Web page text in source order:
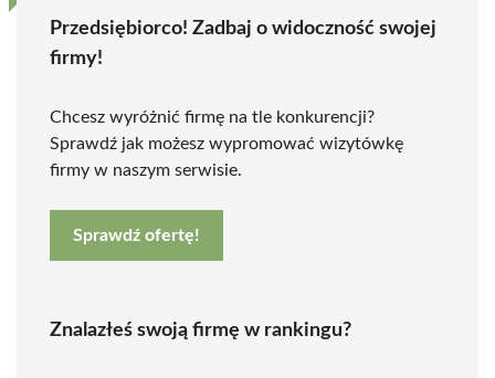
Przedsiębiorco! Zadbaj o widoczność swojej
firmy!
Chcesz wyróżnić firmę na tle konkurencji?
Sprawdź jak możesz wypromować wizytówkę
firmy w naszym serwisie.
Sprawdź ofertę!
Znalazłeś swoją firmę w rankingu?